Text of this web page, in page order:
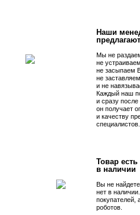
Наши
Мы не
не
не засыпаем
не
и не
Каждый наш
и сразу
он получает
и качеству
специалистов.
Товар есть
в наличии
Вы не
нет в
покупателей,
роботов.